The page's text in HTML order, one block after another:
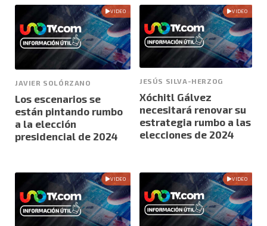
VIDEO
JAVIER SOLÓRZANO
Los escenarios se
están pintando rumbo
a la elección
presidencial de 2024
VIDEO
JESÚS SILVA-HERZOG
Xóchitl Gálvez
necesitará renovar su
estrategia rumbo a las
elecciones de 2024
VIDEO VIDEO